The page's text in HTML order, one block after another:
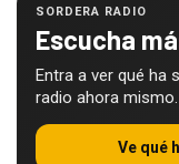
SORDERA RADIO
Escucha
Entra a ver qué ha
radio ahora mismo.
Ve qué